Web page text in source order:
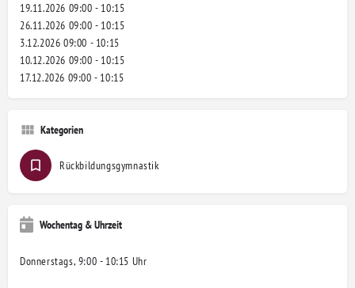
19.11.2026 09:00 - 10:15
26.11.2026 09:00 - 10:15
3.12.2026 09:00 - 10:15
10.12.2026 09:00 - 10:15
17.12.2026 09:00 - 10:15
Kategorien
Rückbildungsgymnastik
Wochentag & Uhrzeit
Donnerstags, 9:00 - 10:15 Uhr